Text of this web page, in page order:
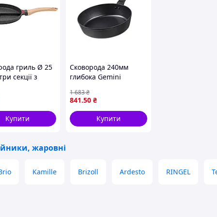
їжі. Можна готувати на всіх варильних
і індукційних плит;
теплопровідність і забезпечує
гриль Ø 25
секції з
кругла сіра
Купити
Сковорода 240мм
глибока Gemini
чорний ТМ ARDESTO
841.50 ₴
1 683₴
Купити
жаровні
Kamille Brizoll Ardesto RINGEL